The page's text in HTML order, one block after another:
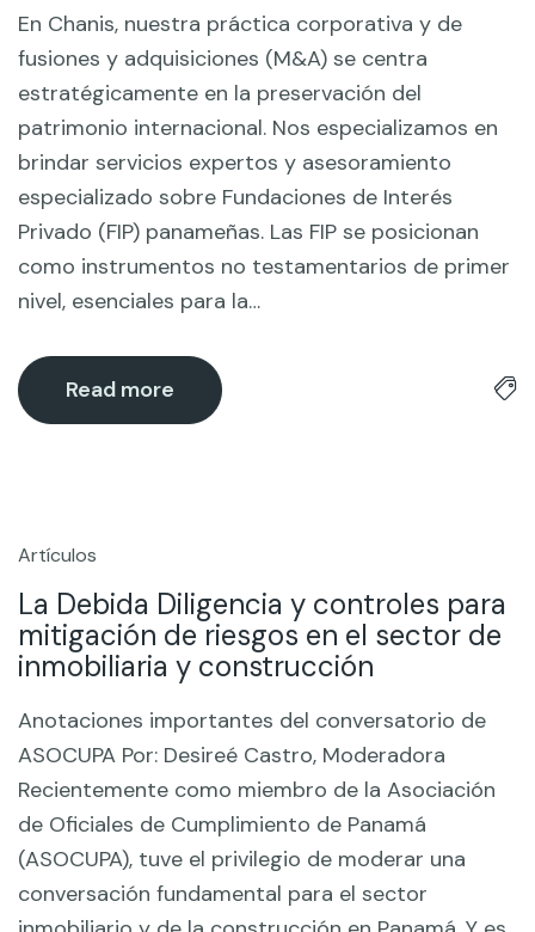
En Chanis, nuestra práctica corporativa y de
fusiones y adquisiciones (M&A) se centra
estratégicamente en la preservación del
patrimonio internacional. Nos especializamos en
brindar servicios expertos y asesoramiento
especializado sobre Fundaciones de Interés
Privado (FIP) panameñas. Las FIP se posicionan
como instrumentos no testamentarios de primer
nivel, esenciales para la…
Read more
13
Artículos
La Debida Diligencia y controles para
mitigación de riesgos en el sector de
inmobiliaria y construcción
Anotaciones importantes del conversatorio de
ASOCUPA Por: Desireé Castro, Moderadora
Recientemente como miembro de la Asociación
de Oficiales de Cumplimiento de Panamá
(ASOCUPA), tuve el privilegio de moderar una
conversación fundamental para el sector